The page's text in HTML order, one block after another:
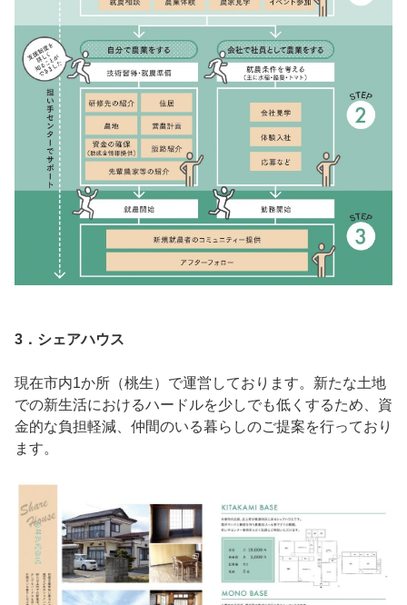
3．シェアハウス
現在市内1か所（桃生）で運営しております。新たな土地
での新生活におけるハードルを少しでも低くするため、資
金的な負担軽減、仲間のいる暮らしのご提案を行っており
ます。